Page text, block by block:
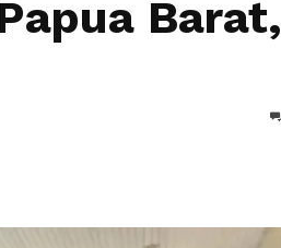
Barat,